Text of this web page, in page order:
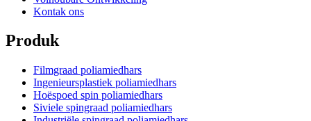
Kontak ons
Produk
Filmgraad poliamiedhars
Ingenieursplastiek poliamiedhars
Hoëspoed spin poliamiedhars
Siviele spingraad poliamiedhars